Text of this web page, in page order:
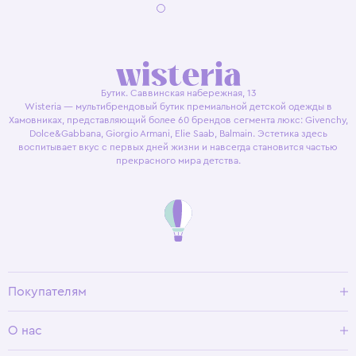
Бутик. Саввинская набережная, 13
Wisteria — мультибрендовый бутик премиальной детской одежды в
Хамовниках, представляющий более 60 брендов сегмента люкс: Givenchy,
Dolce&Gabbana, Giorgio Armani, Elie Saab, Balmain. Эстетика здесь
воспитывает вкус с первых дней жизни и навсегда становится частью
прекрасного мира детства.
Покупателям
Условия возврата
О нас